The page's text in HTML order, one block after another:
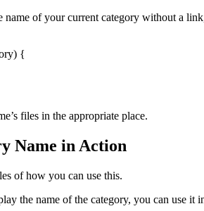
name of your current category without a
{
files in the appropriate place.
Name in Action
of how you can use this.
the name of the category, you can use it